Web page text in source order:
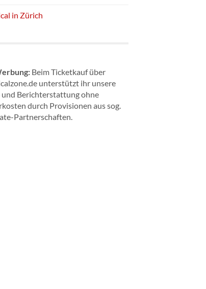
in Zürich
Beim Ticketkauf über
unterstützt ihr unsere
und Berichterstattung ohne
durch Provisionen aus sog.
Partnerschaften.